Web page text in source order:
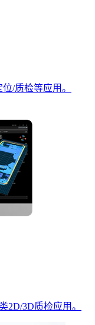
/质检等应用。
2D/3D质检应用。